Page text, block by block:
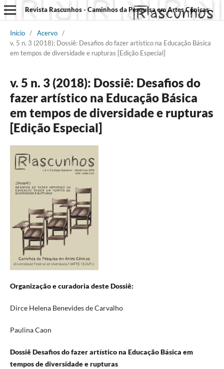
Revista Rascunhos - Caminhos da Pesquisa em Artes Cênicas
Início / Acervo /
v. 5 n. 3 (2018): Dossiê: Desafios do fazer artístico na Educação Básica
em tempos de diversidade e rupturas [Edição Especial]
v. 5 n. 3 (2018): Dossiê: Desafios do
fazer artístico na Educação Básica
em tempos de diversidade e rupturas
[Edição Especial]
Organização e curadoria deste Dossiê:
Dirce Helena Benevides de Carvalho
Paulina Caon
Dossiê Desafios do fazer artístico na Educação Básica em
tempos de diversidade e rupturas